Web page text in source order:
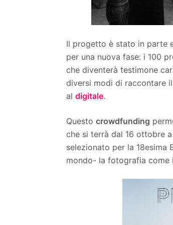
Il progetto è stato in parte
per una nuova fase: i 100
che diventerà testimone
diversi modi di raccontare
al digitale.
Questo crowdfunding
che si terrà dal 16 ottobre
selezionato per la 18esima
mondo- la fotografia come